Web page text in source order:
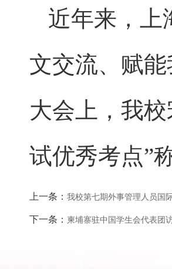
近年来，上
文交流、赋
大会上，我
试优秀考点”
上一条： 我校第七期外事管理人员国
下一条： 柬埔寨驻中国学生会代表团